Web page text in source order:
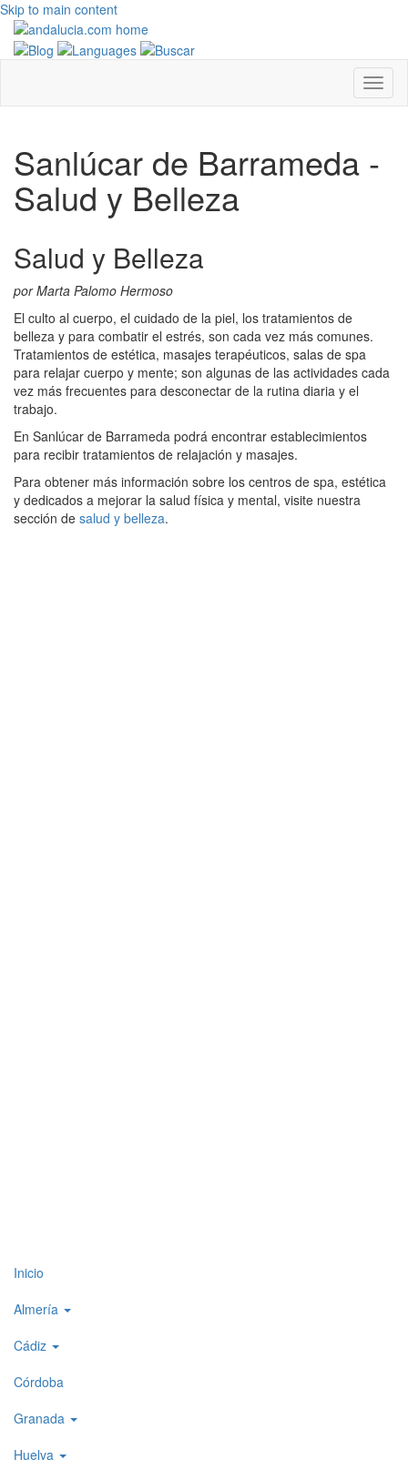
Skip to main content
Sanlúcar de Barrameda -
Salud y Belleza
Salud y Belleza
por Marta Palomo Hermoso
El culto al cuerpo, el cuidado de la piel, los tratamientos de
belleza y para combatir el estrés, son cada vez más comunes.
Tratamientos de estética, masajes terapéuticos, salas de spa
para relajar cuerpo y mente; son algunas de las actividades cada
vez más frecuentes para desconectar de la rutina diaria y el
trabajo.
En Sanlúcar de Barrameda podrá encontrar establecimientos
para recibir tratamientos de relajación y masajes.
Para obtener más información sobre los centros de spa, estética
y dedicados a mejorar la salud física y mental, visite nuestra
sección de salud y belleza.
Top
level
1
Inicio
Almería
Cádiz
Córdoba
Granada
Huelva